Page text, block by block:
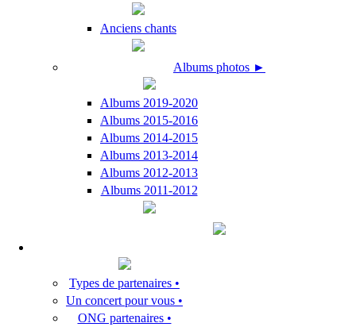
Anciens chants
Albums photos ►
Albums 2019-2020
Albums 2015-2016
Albums 2014-2015
Albums 2013-2014
Albums 2012-2013
Albums 2011-2012
Types de partenaires •
Un concert pour vous •
ONG partenaires •